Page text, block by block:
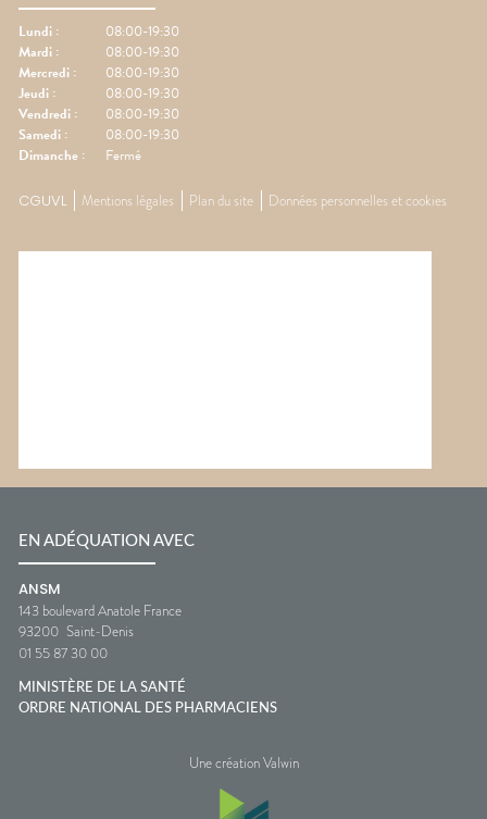
Lundi :
08:00-19:30
Mardi :
08:00-19:30
Mercredi :
08:00-19:30
Jeudi :
08:00-19:30
Vendredi :
08:00-19:30
Samedi :
08:00-19:30
Dimanche : Fermé
CGUVL Mentions légales Plan du site Données personnelles et cookies
EN ADÉQUATION AVEC
ANSM
143 boulevard Anatole France
93200 Saint-Denis
01 55 87 30 00
MINISTÈRE DE LA SANTÉ
ORDRE NATIONAL DES PHARMACIENS
Une création Valwin